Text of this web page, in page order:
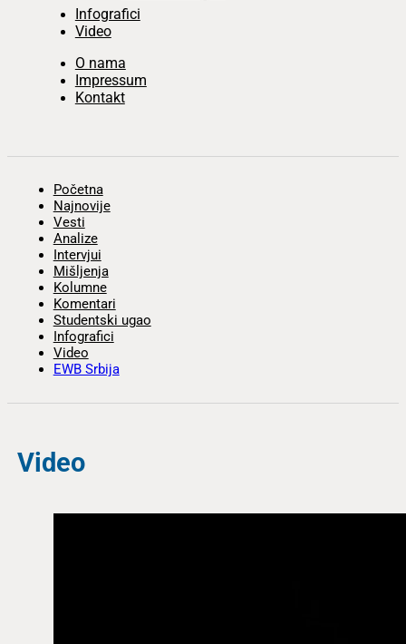
Infografici
Video
O nama
Impressum
Kontakt
Početna
Najnovije
Vesti
Analize
Intervjui
Mišljenja
Kolumne
Komentari
Studentski ugao
Infografici
Video
EWB Srbija
Video